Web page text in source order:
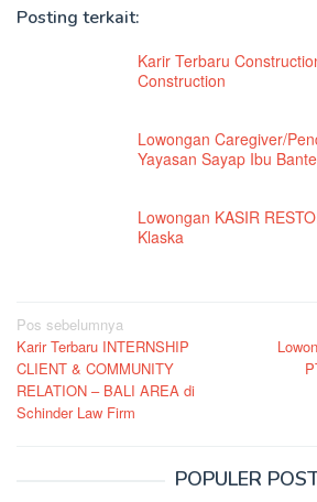
Posting terkait:
Karir Terbaru
Construction
Lowongan Caregiver/
Yayasan Sayap Ibu
Lowongan KASIR
Klaska
Navigasi
pos
Pos sebelumnya
Karir Terbaru INTERNSHIP
CLIENT & COMMUNITY
RELATION – BALI AREA di
Schinder Law Firm
POPULER